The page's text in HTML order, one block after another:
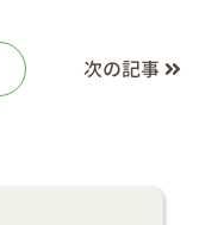
次の記事